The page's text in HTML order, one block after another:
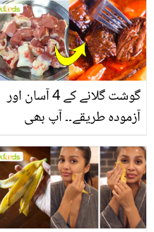
گوشت گلانے کے 4 آسان اور
آزمودہ طریقے۔۔ آپ بھی
بتائے راز